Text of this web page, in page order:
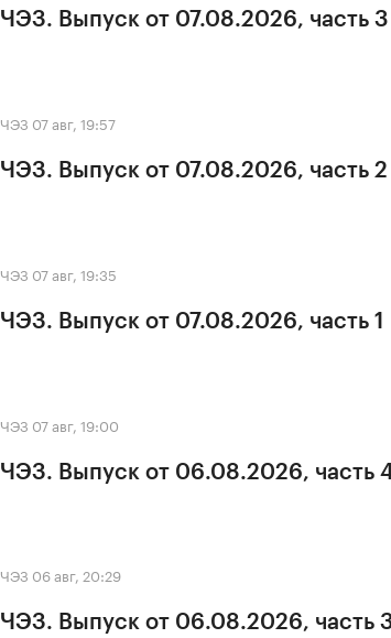
ЧЭЗ. Выпуск от 07.08.2026, часть 3
ЧЭЗ 07 авг, 19:57
ЧЭЗ. Выпуск от 07.08.2026, часть 2
ЧЭЗ 07 авг, 19:35
ЧЭЗ. Выпуск от 07.08.2026, часть 1
ЧЭЗ 07 авг, 19:00
ЧЭЗ. Выпуск от 06.08.2026, часть
ЧЭЗ 06 авг, 20:29
ЧЭЗ. Выпуск от 06.08.2026, часть